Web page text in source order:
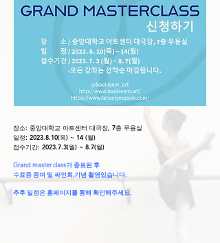
장소: 중앙대학교 아트센터 대극장, 7층 무용실
일정: 2023.8.10(목) ~ 14 (월)
접수기간: 2023.7.3(월) ~ 8.7(월)
Grand master class가 종료된 후 ​​
수료증 증여 및 싸인회,기념 촬영있습니다.
​추후 일정은 홈페이지를 통해 확인해주세요.